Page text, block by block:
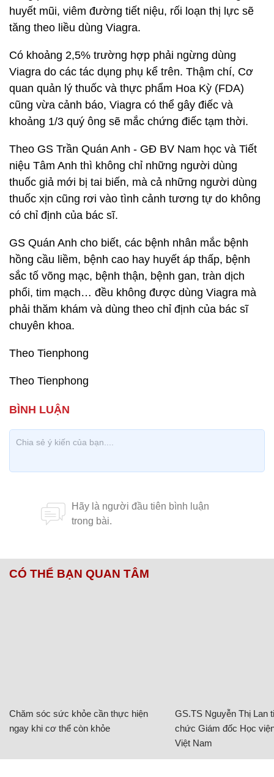
huyết mũi, viêm đường tiết niệu, rối loạn thị lực sẽ
tăng theo liều dùng Viagra.
Có khoảng 2,5% trường hợp phải ngừng dùng
Viagra do các tác dụng phụ kể trên. Thậm chí, Cơ
quan quản lý thuốc và thực phẩm Hoa Kỳ (FDA)
cũng vừa cảnh báo, Viagra có thể gây điếc và
khoảng 1/3 quý ông sẽ mắc chứng điếc tạm thời.
Theo GS Trần Quán Anh - GĐ BV Nam học và Tiết
niệu Tâm Anh thì không chỉ những người dùng
thuốc giả mới bị tai biến, mà cả những người dùng
thuốc xịn cũng rơi vào tình cảnh tương tự do không
có chỉ định của bác sĩ.
GS Quán Anh cho biết, các bệnh nhân mắc bệnh
hồng cầu liềm, bệnh cao hay huyết áp thấp, bệnh
sắc tố võng mạc, bệnh thận, bệnh gan, tràn dịch
phổi, tim mạch… đều không được dùng Viagra mà
phải thăm khám và dùng theo chỉ định của bác sĩ
chuyên khoa.
Theo Tienphong
Theo Tienphong
CÓ THỂ BẠN QUAN TÂM
Chăm sóc sức khỏe cần thực hiện
ngay khi cơ thể còn khỏe
GS.TS Nguyễn Thị Lan
chức Giám đốc Học
Việt Nam